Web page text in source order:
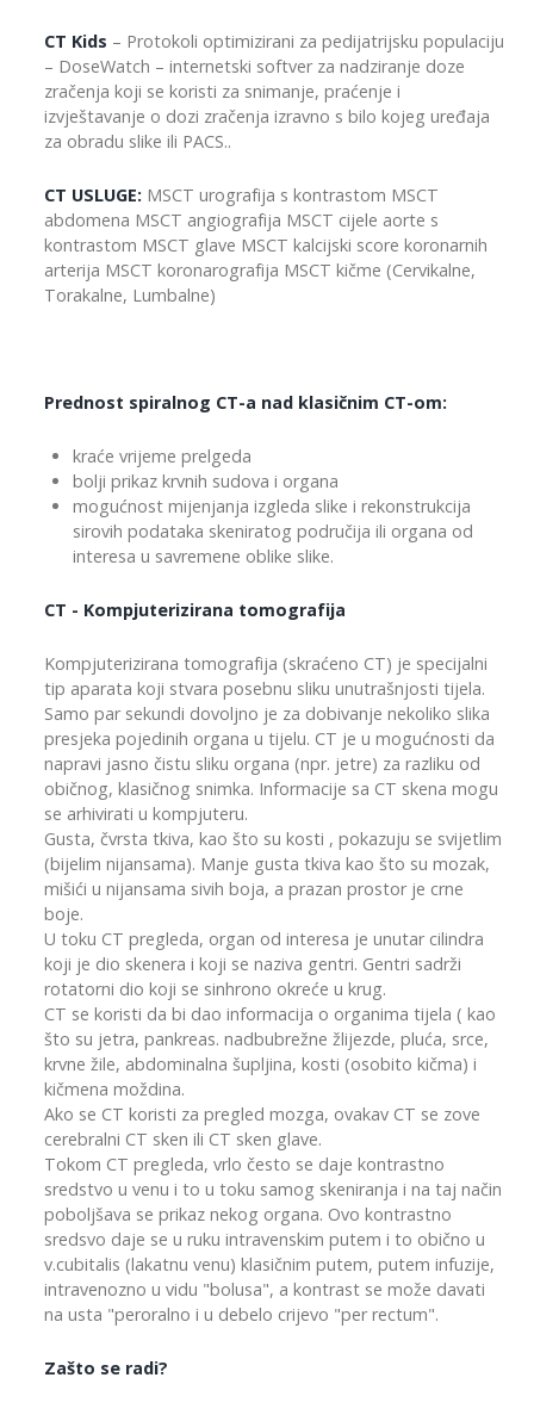
CT Kids – Protokoli optimizirani za pedijatrijsku populaciju
– DoseWatch – internetski softver za nadziranje doze
zračenja koji se koristi za snimanje, praćenje i
izvještavanje o dozi zračenja izravno s bilo kojeg uređaja
za obradu slike ili PACS..
CT USLUGE: MSCT urografija s kontrastom MSCT
abdomena MSCT angiografija MSCT cijele aorte s
kontrastom MSCT glave MSCT kalcijski score koronarnih
arterija MSCT koronarografija MSCT kičme (Cervikalne,
Torakalne, Lumbalne)
Prednost spiralnog CT-a nad klasičnim CT-om:
kraće vrijeme prelgeda
bolji prikaz krvnih sudova i organa
mogućnost mijenjanja izgleda slike i rekonstrukcija
sirovih podataka skeniratog područija ili organa od
interesa u savremene oblike slike.
CT - Kompjuterizirana tomografija
Kompjuterizirana tomografija (skraćeno CT) je specijalni
tip aparata koji stvara posebnu sliku unutrašnjosti tijela.
Samo par sekundi dovoljno je za dobivanje nekoliko slika
presjeka pojedinih organa u tijelu. CT je u mogućnosti da
napravi jasno čistu sliku organa (npr. jetre) za razliku od
običnog, klasičnog snimka. Informacije sa CT skena mogu
se arhivirati u kompjuteru.
Gusta, čvrsta tkiva, kao što su kosti , pokazuju se svijetlim
(bijelim nijansama). Manje gusta tkiva kao što su mozak,
mišići u nijansama sivih boja, a prazan prostor je crne
boje.
U toku CT pregleda, organ od interesa je unutar cilindra
koji je dio skenera i koji se naziva gentri. Gentri sadrži
rotatorni dio koji se sinhrono okreće u krug.
CT se koristi da bi dao informacija o organima tijela ( kao
što su jetra, pankreas. nadbubrežne žlijezde, pluća, srce,
krvne žile, abdominalna šupljina, kosti (osobito kičma) i
kičmena moždina.
Ako se CT koristi za pregled mozga, ovakav CT se zove
cerebralni CT sken ili CT sken glave.
Tokom CT pregleda, vrlo često se daje kontrastno
sredstvo u venu i to u toku samog skeniranja i na taj način
poboljšava se prikaz nekog organa. Ovo kontrastno
sredsvo daje se u ruku intravenskim putem i to obično u
v.cubitalis (lakatnu venu) klasičnim putem, putem infuzije,
intravenozno u vidu "bolusa", a kontrast se može davati
na usta "peroralno i u debelo crijevo "per rectum".
Zašto se radi?